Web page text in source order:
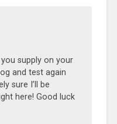
supply on your
and test again
sure I’ll be
here! Good luck